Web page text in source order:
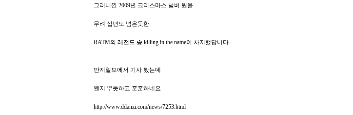
그러니깐 2009년 크리스마스 넘버 원을
무려 십년도 넘은듯한
RATM의 레전드 송 killing in the name이 차지했답니다.
딴지일보에서 기사 봤는데
왠지 뿌듯하고 훈훈하네요.
http://www.ddanzi.com/news/7253.html